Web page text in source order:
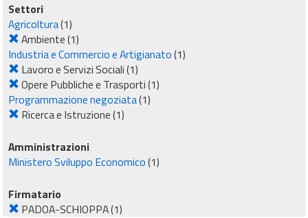
Settori
Agricoltura(1)
Ambiente(1)
Industria e Commercio e Artigianato(1)
Lavoro e Servizi Sociali(1)
Opere Pubbliche e Trasporti(1)
Programmazione negoziata(1)
Ricerca e Istruzione(1)
Amministrazioni
Ministero Sviluppo Economico(1)
Firmatario
PADOA-SCHIOPPA(1)